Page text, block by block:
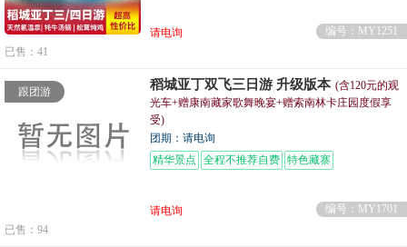
请电询
编号：MY1251
已售：41
跟团游 稻城亚丁双飞三日游 升级版本 (含120元的观
光车+赠康南藏家歌舞晚宴+赠索南林卡庄园度假享
受)
团期：请电询
精华景点
全程不推荐自费 特色藏寨
请电询
编号：MY1701
已售：94